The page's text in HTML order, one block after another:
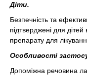
Діти.
Безпечність та
підтверджені для дітей
препарату для
Особливості
Допоміжна речовина